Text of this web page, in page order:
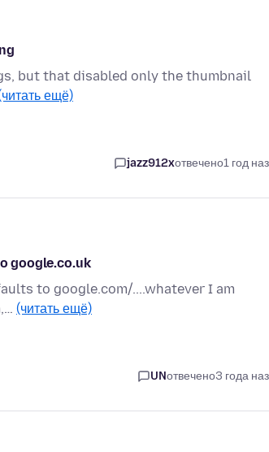
but that disabled only the thumbnail
ещё)
jazz912xотвечено1 год
google.co.uk
to google.com/....whatever I am
(читать ещё)
UNотвечено3 года